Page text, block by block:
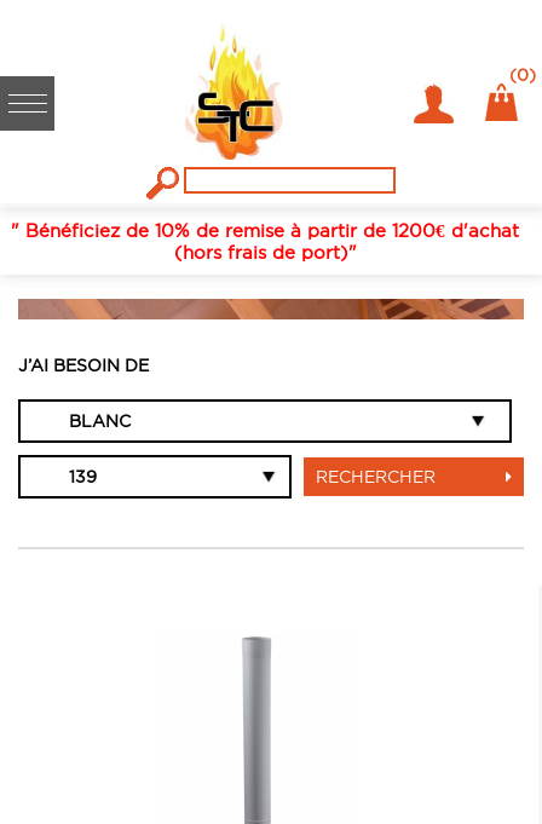
(0)
" Bénéficiez de 10% de remise à partir de 1200€ d'achat
(hors frais de port)"
BLANC, 139
J’AI BESOIN DE
RECHERCHER